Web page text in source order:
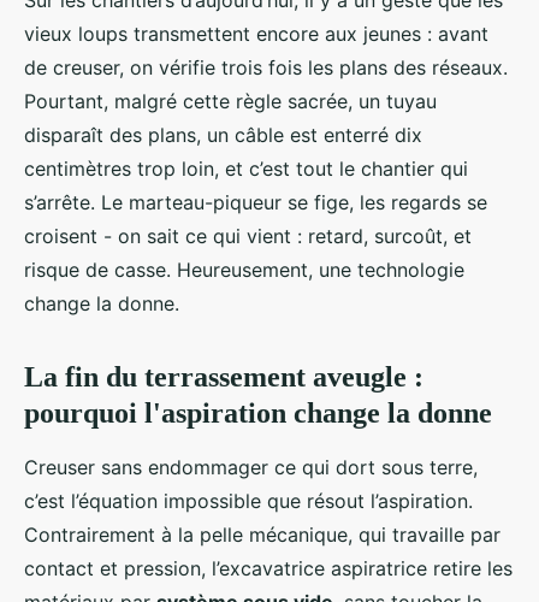
chantier est un atout décisif pour
vos travaux
Nicet•15/05/2026 09:07• 10 min de lecture
vieux loups transmettent encore aux jeunes : avant
de creuser, on vérifie trois fois les plans des réseaux.
Pourtant, malgré cette règle sacrée, un tuyau
disparaît des plans, un câble est enterré dix
centimètres trop loin, et c’est tout le chantier qui
s’arrête. Le marteau-piqueur se fige, les regards se
croisent - on sait ce qui vient : retard, surcoût, et
risque de casse. Heureusement, une technologie
change la donne.
La fin du terrassement aveugle :
pourquoi l'aspiration change la donne
Creuser sans endommager ce qui dort sous terre,
c’est l’équation impossible que résout l’aspiration.
Contrairement à la pelle mécanique, qui travaille par
contact et pression, l’excavatrice aspiratrice retire les